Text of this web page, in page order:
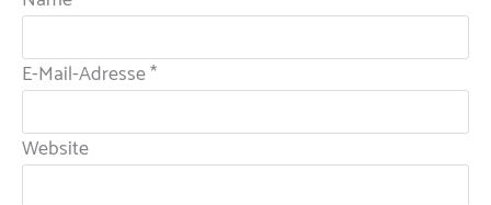
E-Mail-Adresse*
Website